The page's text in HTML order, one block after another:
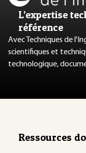
L’expertise
référence
Avec Techniques de
scientifiques et
technologique,
Ressources